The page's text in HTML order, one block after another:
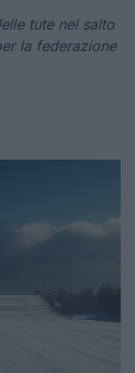
tute nel salto
la federazione